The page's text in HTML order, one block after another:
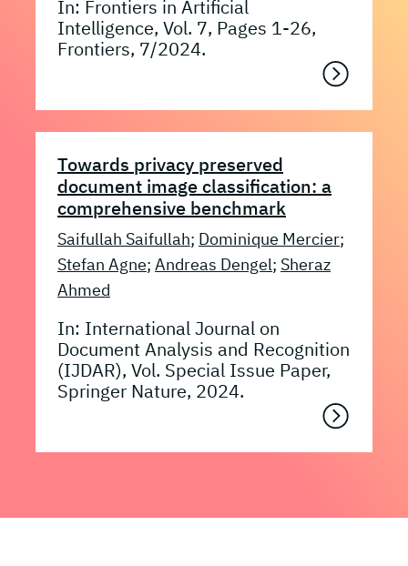
In: Frontiers in Artificial
Intelligence, Vol. 7, Pages 1-26,
Frontiers, 7/2024.
Towards privacy preserved
document image classification: a
comprehensive benchmark
Saifullah Saifullah; Dominique Mercier;
Stefan Agne; Andreas Dengel; Sheraz
Ahmed
In: International Journal on
Document Analysis and Recognition
(IJDAR), Vol. Special Issue Paper,
Springer Nature, 2024.